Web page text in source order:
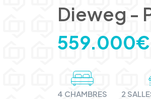
Dieweg -
559.000€
4 CHAMBRES 2